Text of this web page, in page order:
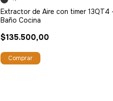
Extractor de Aire con timer 13QT4
Baño Cocina
$135.500,00
Comprar